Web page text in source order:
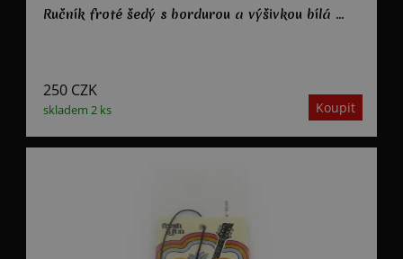
Ručník froté šedý s bordurou a výšivkou bílá ...
skladem 2 ks
250 CZK